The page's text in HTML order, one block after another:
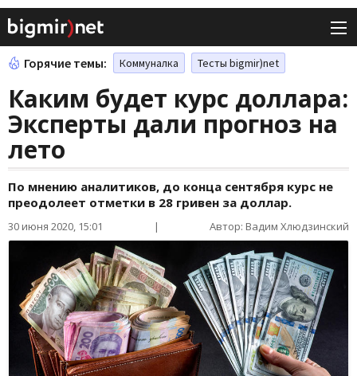
Горячие темы: Коммуналка Тесты bigmir)net
Каким будет курс доллара:
Эксперты дали прогноз на
лето
По мнению аналитиков, до конца сентября курс не
преодолеет отметки в 28 гривен за доллар.
30 июня 2020, 15:01 | Автор: Вадим Хлюдзинский